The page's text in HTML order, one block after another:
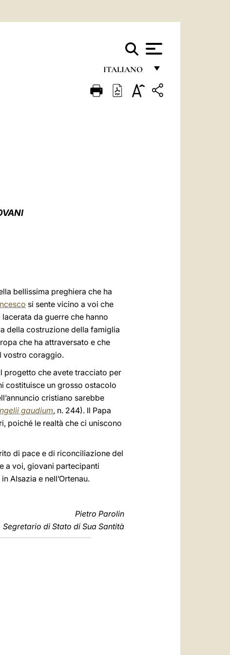
ITALIANO
FRANÇAIS
bellissima preghiera che ha
si sente vicino a voi che
da guerre che hanno
della costruzione della famiglia
che ha attraversato e che
vostro coraggio.
progetto che avete tracciato per
costituisce un grosso ostacolo
cristiano sarebbe
gaudium, n. 244). Il Papa
poiché le realtà che ci uniscono
di pace e di riconciliazione del
a voi, giovani partecipanti
Alsazia e nell’Ortenau.
Pietro Parolin
Segretario di Stato di Sua Santità